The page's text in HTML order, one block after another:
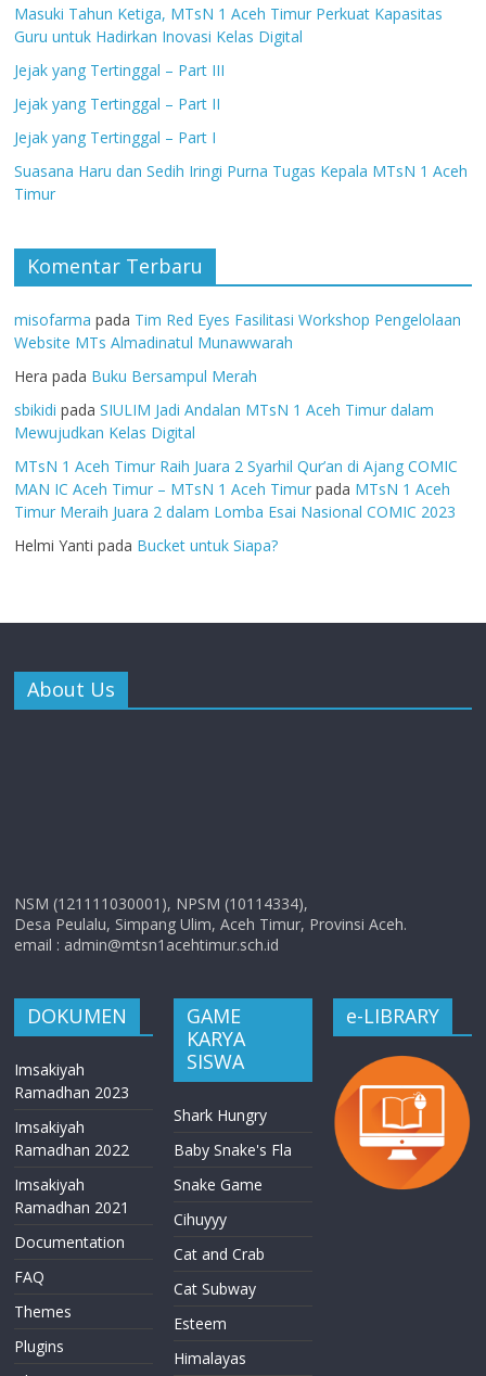
Masuki Tahun Ketiga, MTsN 1 Aceh Timur Perkuat Kapasitas
Guru untuk Hadirkan Inovasi Kelas Digital
Jejak yang Tertinggal – Part III
Jejak yang Tertinggal – Part II
Jejak yang Tertinggal – Part I
Suasana Haru dan Sedih Iringi Purna Tugas Kepala MTsN 1 Aceh
Timur
Komentar Terbaru
misofarma pada Tim Red Eyes Fasilitasi Workshop Pengelolaan
Website MTs Almadinatul Munawwarah
Hera pada Buku Bersampul Merah
sbikidi padaSIULIM Jadi Andalan MTsN 1 Aceh Timur dalam
Mewujudkan Kelas Digital
MTsN 1 Aceh Timur Raih Juara 2 Syarhil Qur’an di Ajang COMIC
MAN IC Aceh Timur – MTsN 1 Aceh Timur pada MTsN 1 Aceh
Timur Meraih Juara 2 dalam Lomba Esai Nasional COMIC 2023
Helmi Yanti pada Bucket untuk Siapa?
About Us
NSM (121111030001), NPSM (10114334),
Desa Peulalu, Simpang Ulim, Aceh Timur, Provinsi Aceh.
email : admin@mtsn1acehtimur.sch.id
DOKUMEN
Imsakiyah
Ramadhan 2023
Imsakiyah
Ramadhan 2022
Imsakiyah
Ramadhan 2021
Documentation
FAQ
Themes
Plugins
GAME
KARYA
SISWA
Shark Hungry
Baby Snake's Fla
Snake Game
Cihuyyy
Cat and Crab
Cat Subway
Esteem
Himalayas
e-LIBRARY